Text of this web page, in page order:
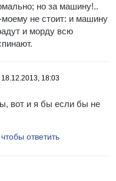
но за машину!..
не стоит: и машину
и морду всю
18.12.2013, 18:03
вот и я бы если бы не
ответить